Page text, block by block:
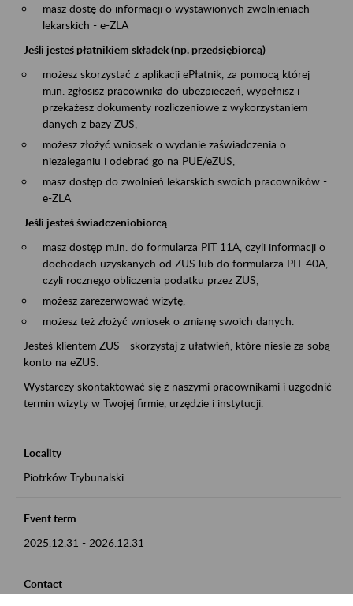
masz dostę do informacji o wystawionych zwolnieniach
lekarskich - e-ZLA
Jeśli jesteś płatnikiem składek (np. przedsiębiorcą)
możesz skorzystać z aplikacji ePłatnik, za pomocą której
m.in. zgłosisz pracownika do ubezpieczeń, wypełnisz i
przekażesz dokumenty rozliczeniowe z wykorzystaniem
danych z bazy ZUS,
możesz złożyć wniosek o wydanie zaświadczenia o
niezaleganiu i odebrać go na PUE/eZUS,
masz dostęp do zwolnień lekarskich swoich pracowników -
e-ZLA
Jeśli jesteś świadczeniobiorcą
masz dostęp m.in. do formularza PIT 11A, czyli informacji o
dochodach uzyskanych od ZUS lub do formularza PIT 40A,
czyli rocznego obliczenia podatku przez ZUS,
możesz zarezerwować wizytę,
możesz też złożyć wniosek o zmianę swoich danych.
Jesteś klientem ZUS - skorzystaj z ułatwień, które niesie za sobą
konto na eZUS.
Wystarczy skontaktować się z naszymi pracownikami i uzgodnić
termin wizyty w Twojej firmie, urzędzie i instytucji.
Locality
Piotrków Trybunalski
Event term
2025.12.31 - 2026.12.31
Contact